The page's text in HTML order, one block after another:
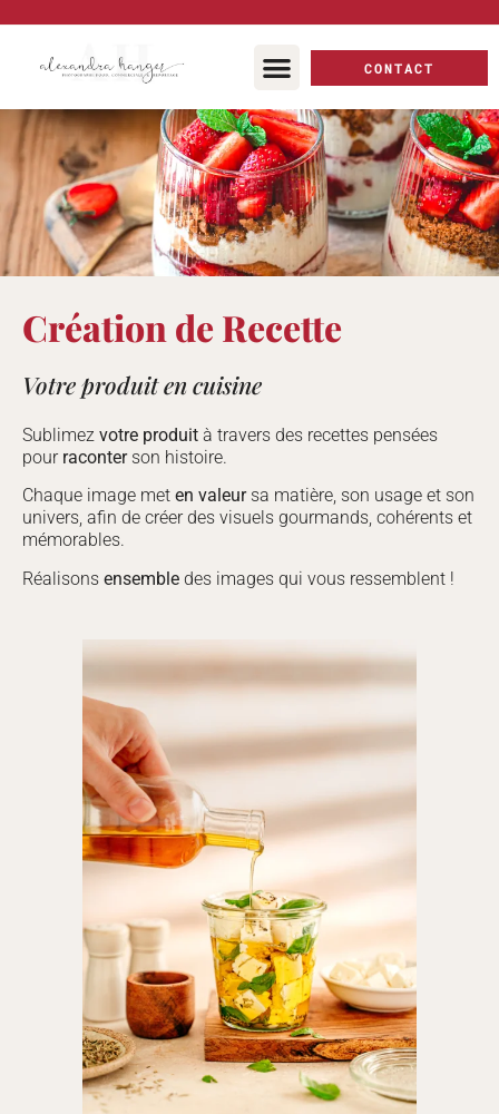
CONTACT
Création de Recette
Votre produit en cuisine
Sublimez votre produit à travers des recettes pensées
pour raconterson histoire.
Chaque image met en valeursa matière, son usage et son
univers, afin de créer des visuels gourmands, cohérents et
mémorables.
Réalisons ensemble des images qui vous ressemblent !